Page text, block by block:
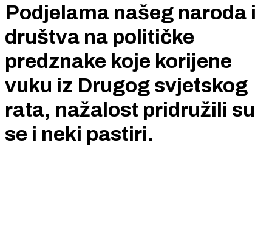
Podjelama našeg naroda i
društva na političke
predznake koje korijene
vuku iz Drugog svjetskog
rata, nažalost pridružili su
se i neki pastiri.